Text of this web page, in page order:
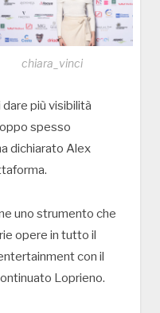
chiara_vinci
più visibilità
spesso
dichiarato Alex
uno strumento che
opere in tutto il
con il
Loprieno.